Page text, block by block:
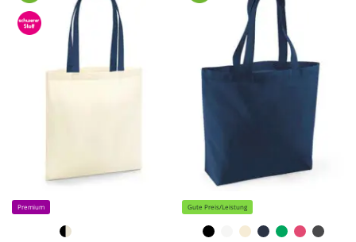
Premium Gute Preis/Leistung